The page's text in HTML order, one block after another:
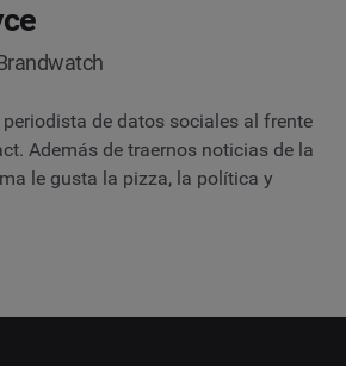
de datos sociales al frente
Además de traernos noticias de la
le gusta la pizza, la política y